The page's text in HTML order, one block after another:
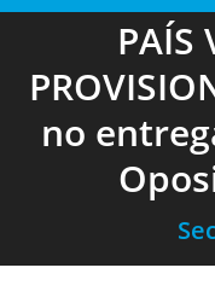
PAÍS
no